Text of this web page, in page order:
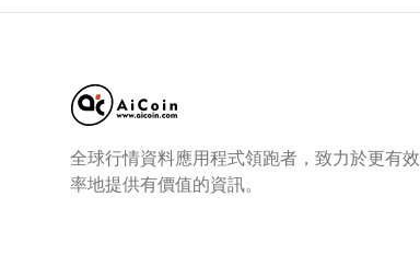
全球行情資料應用程式領跑者，致力於更有效
率地提供有價值的資訊。